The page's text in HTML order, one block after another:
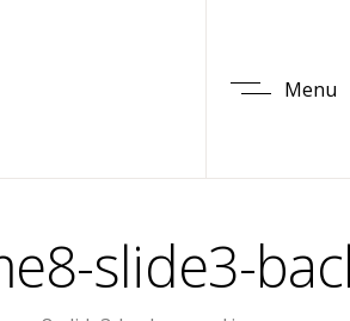
Menu
slide3-